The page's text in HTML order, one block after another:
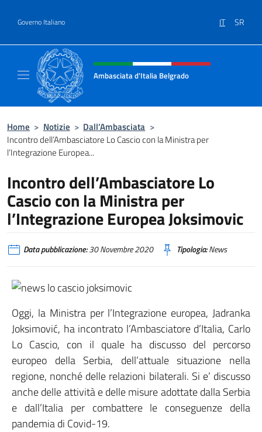
Governo Italiano IT SR
Intestazione sito, social e menù
Ambasciata d'Italia Belgrado
Home > Notizie > Dall’Ambasciata >
Incontro dell’Ambasciatore Lo Cascio con la Ministra per
l’Integrazione Europea...
Incontro dell’Ambasciatore Lo
Cascio con la Ministra per
l’Integrazione Europea Joksimovic
Data pubblicazione:30 Novembre 2020 Tipologia:News
Oggi, la Ministra per l’Integrazione europea, Jadranka
Joksimović, ha incontrato l’Ambasciatore d’Italia, Carlo
Lo Cascio, con il quale ha discusso del percorso
europeo della Serbia, dell’attuale situazione nella
regione, nonché delle relazioni bilaterali. Si e’ discusso
anche delle attività e delle misure adottate dalla Serbia
e dall’Italia per combattere le conseguenze della
pandemia di Covid-19.